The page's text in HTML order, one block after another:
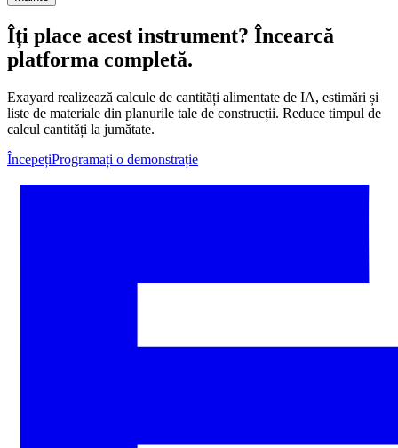
Îți place acest instrument? Încearcă
platforma completă.
Exayard realizează calcule de cantități alimentate de IA, estimări și
liste de materiale din planurile tale de construcții. Reduce timpul de
calcul cantități la jumătate.
ÎncepețiProgramați o demonstrație